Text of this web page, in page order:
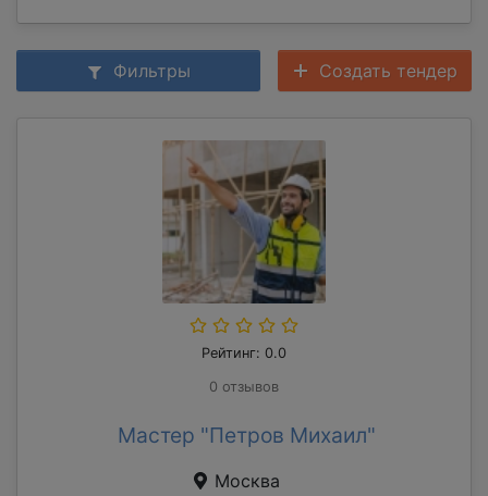
Фильтры Создать тендер
Рейтинг: 0.0
0 отзывов
Мастер "Петров Михаил"
Москва